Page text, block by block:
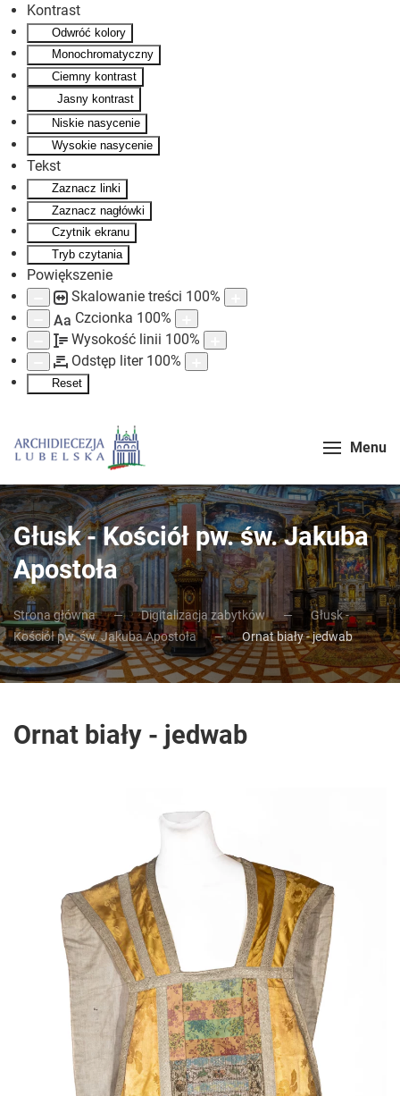
Kontrast
Odwróć kolory
Monochromatyczny
Ciemny kontrast
Jasny kontrast
Niskie nasycenie
Wysokie nasycenie
Tekst
Zaznacz linki
Zaznacz nagłówki
Czytnik ekranu
Tryb czytania
Powiększenie
Skalowanie treści 100%
Aa Czcionka 100%
Wysokość linii 100%
Odstęp liter 100%
Reset
Skip to main content
Menu
Głusk - Kościół pw. św. Jakuba
Apostoła
Strona główna Digitalizacja zabytków
Głusk -
Kościół pw. św. Jakuba Apostoła
Ornat biały - jedwab
Ornat biały - jedwab